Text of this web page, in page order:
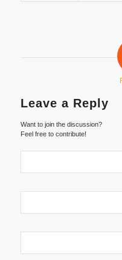
Leave a Reply
Want to join the discussion?
Feel free to contribute!